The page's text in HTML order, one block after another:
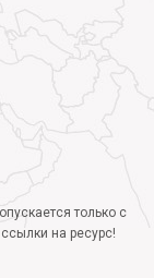
только с
на ресурс!